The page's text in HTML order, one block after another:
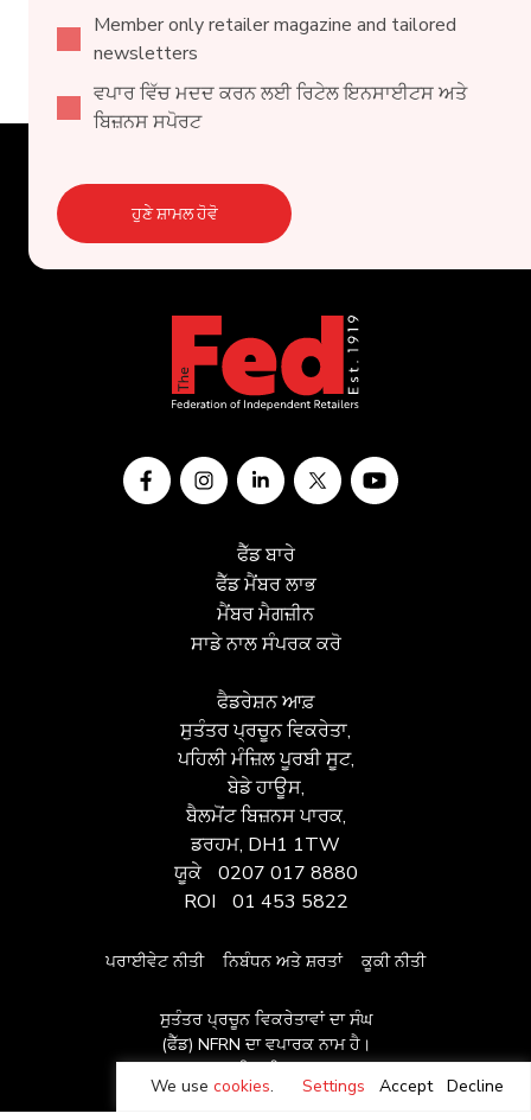
We use cookies. Settings Decline
Accept
Member only retailer magazine and tailored
newsletters
ਵਪਾਰ ਵਿੱਚ ਮਦਦ ਕਰਨ ਲਈ ਰਿਟੇਲ ਇਨਸਾਈਟਸ ਅਤੇ
ਬਿਜ਼ਨਸ ਸਪੋਰਟ
ਹੁਣੇ ਸ਼ਾਮਲ ਹੋਵੋ
ਫੈੱਡ ਬਾਰੇ
ਫੈੱਡ ਮੈਂਬਰ ਲਾਭ
ਮੈਂਬਰ ਮੈਗਜ਼ੀਨ
ਸਾਡੇ ਨਾਲ ਸੰਪਰਕ ਕਰੋ
ਫੈਡਰੇਸ਼ਨ ਆਫ਼
ਸੁਤੰਤਰ ਪ੍ਰਚੂਨ ਵਿਕਰੇਤਾ,
ਪਹਿਲੀ ਮੰਜ਼ਿਲ ਪੂਰਬੀ ਸੂਟ,
ਬੇਡੇ ਹਾਊਸ,
ਬੈਲਮੋਂਟ ਬਿਜ਼ਨਸ ਪਾਰਕ,
ਡਰਹਮ, DH1 1TW
ਯੂਕੇ 0207 017 8880
ROI
01 453 5822
ਪਰਾਈਵੇਟ ਨੀਤੀ ਨਿਬੰਧਨ ਅਤੇ ਸ਼ਰਤਾਂ ਕੂਕੀ ਨੀਤੀ
ਸੁਤੰਤਰ ਪ੍ਰਚੂਨ ਵਿਕਰੇਤਾਵਾਂ ਦਾ ਸੰਘ
(ਫੈੱਡ) NFRN ਦਾ ਵਪਾਰਕ ਨਾਮ ਹੈ।